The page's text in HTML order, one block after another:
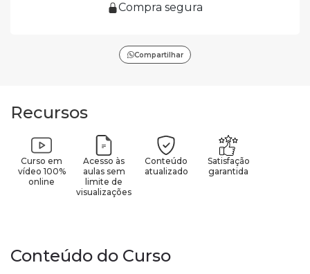
Compra segura
Compartilhar
Recursos
Curso em
vídeo 100%
online
Acesso às
aulas sem
limite de
visualizações
Conteúdo
atualizado
Satisfação
garantida
Conteúdo do Curso